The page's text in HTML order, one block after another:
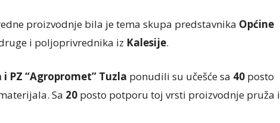
proizvodnje bila je tema skupa predstavnika Općine
i poljoprivrednika iz Kalesije.
PZ “Agropromet” Tuzla ponudili su učešće sa 40 posto
Sa 20 posto potporu toj vrsti proizvodnje pruža i